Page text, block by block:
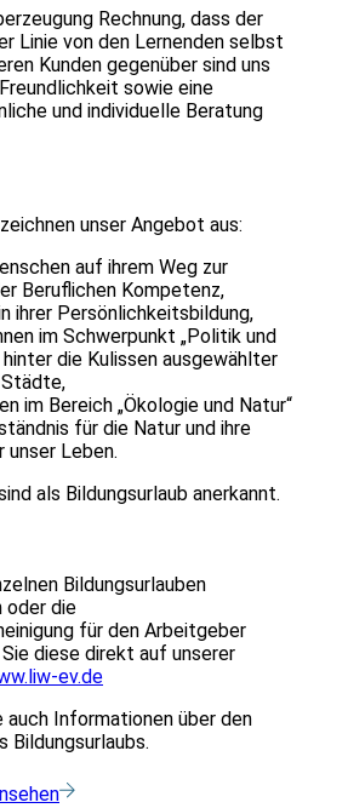
Rechnung, dass der
Linie von den Lernenden selbst
Kunden gegenüber sind uns
sowie eine
und individuelle Beratung
unser Angebot aus:
auf ihrem Weg zur
Beruflichen Kompetenz,
ihrer Persönlichkeitsbildung,
im Schwerpunkt „Politik und
die Kulissen ausgewählter
Städte,
im Bereich „Ökologie und Natur“
für die Natur und ihre
unser Leben.
als Bildungsurlaub anerkannt.
Bildungsurlauben
oder die
für den Arbeitgeber
diese direkt auf unserer
ev.de
auch Informationen über den
Bildungsurlaubs.